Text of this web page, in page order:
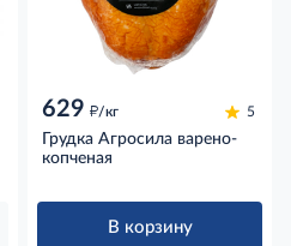
629 д/кг 5
Грудка Агросила варено-
копченая
В корзину